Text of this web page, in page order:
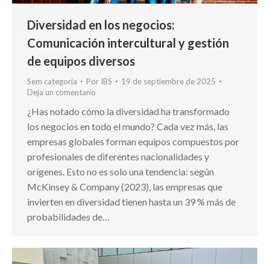
Diversidad en los negocios:
Comunicación intercultural y gestión
de equipos diversos
Sem categoria Por IBS
19 de septiembre de 2025
Deja un comentario
¿Has notado cómo la diversidad ha transformado
los negocios en todo el mundo? Cada vez más, las
empresas globales forman equipos compuestos por
profesionales de diferentes nacionalidades y
orígenes. Esto no es solo una tendencia: según
McKinsey & Company (2023), las empresas que
invierten en diversidad tienen hasta un 39 % más de
probabilidades de…